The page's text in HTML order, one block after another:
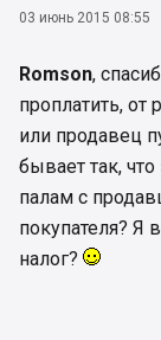
03 июнь 2015 08:55
Romson,
проплатить, от
или продавец
бывает так,
палам с
покупателя? Я
налог?